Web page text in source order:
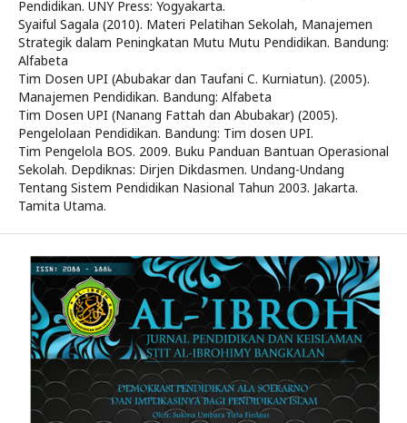
Pendidikan. UNY Press: Yogyakarta.
Syaiful Sagala (2010). Materi Pelatihan Sekolah, Manajemen
Strategik dalam Peningkatan Mutu Mutu Pendidikan. Bandung:
Alfabeta
Tim Dosen UPI (Abubakar dan Taufani C. Kurniatun). (2005).
Manajemen Pendidikan. Bandung: Alfabeta
Tim Dosen UPI (Nanang Fattah dan Abubakar) (2005).
Pengelolaan Pendidikan. Bandung: Tim dosen UPI.
Tim Pengelola BOS. 2009. Buku Panduan Bantuan Operasional
Sekolah. Depdiknas: Dirjen Dikdasmen. Undang-Undang
Tentang Sistem Pendidikan Nasional Tahun 2003. Jakarta.
Tamita Utama.